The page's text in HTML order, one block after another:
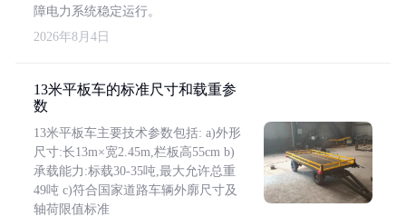
障电力系统稳定运行。
2026年8月4日
13米平板车的标准尺寸和载重参
数
13米平板车主要技术参数包括: a)外形
尺寸:长13m×宽2.45m,栏板高55cm b)
承载能力:标载30-35吨,最大允许总重
49吨 c)符合国家道路车辆外廓尺寸及
轴荷限值标准